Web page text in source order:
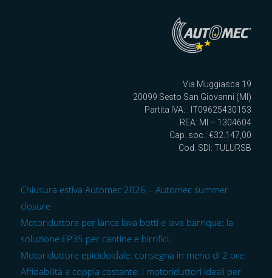
Via Muggiasca 19
20099 Sesto San Giovanni (MI)
Partita IVA: : IT09625430153
REA: MI – 1304604
Cap. soc.: €32.147,00
Cod. SDI: TULURSB
Chiusura estiva Automec 2026 – Automec summer
closure
Motoriduttore per lance lava botti e lava barrique: la
soluzione EP35 per cantine e birrifici.
Motoriduttore epicicloidale: consegna in meno di 2 ore.
Affidabilità e coppia costante: i motoriduttori ideali per